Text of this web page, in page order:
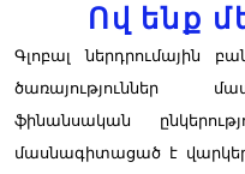
Ով ենք
Գլոբալ ներդրումային
ծառայություններ
ֆինանսական
մասնագիտացած է